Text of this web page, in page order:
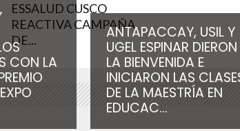
ESSALUD CUSCO
REACTIVA CAMPAÑA
DE...
CON LA
ANTAPACCAY, USIL Y
UGEL ESPINAR DIERON
LA BIENVENIDA E
INICIARON LAS
DE LA MAESTRÍA EN
EDUCAC...